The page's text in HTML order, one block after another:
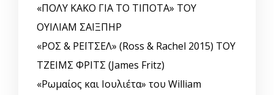
«ΠΟΛΥ ΚΑΚΟ ΓΙΑ ΤΟ ΤΙΠΟΤΑ» ΤΟΥ
ΟΥΙΛΙΑΜ ΣΑΙΞΠΗΡ
«ΡΟΣ & ΡΕΪΤΣΕΛ» (Ross & Rachel 2015) ΤΟΥ
ΤΖΕΙΜΣ ΦΡΙΤΣ (James Fritz)
«Ρωμαίος και Ιουλιέτα» του William